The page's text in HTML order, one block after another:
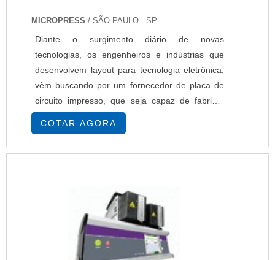
MICROPRESS / SÃO PAULO - SP
Diante o surgimento diário de novas
tecnologias, os engenheiros e indústrias que
desenvolvem layout para tecnologia eletrônica,
vêm buscando por um fornecedor de placa de
circuito impresso, que seja capaz de fabricar
este componente de acordo com as normas
internacionais. Para encontrar o melhor
fabricante de placa de circuito impresso é
empregada, afinal estes são r....
COTAR AGORA